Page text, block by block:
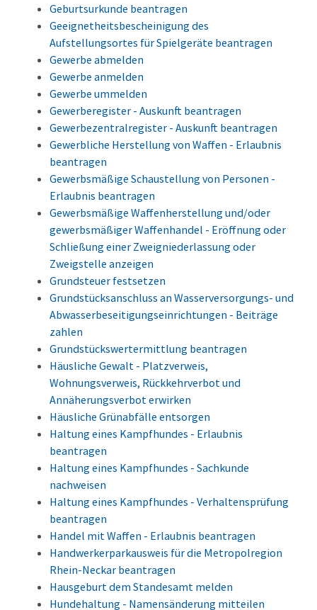
Geburtsurkunde beantragen
Geeignetheitsbescheinigung des
Aufstellungsortes für Spielgeräte beantragen
Gewerbe abmelden
Gewerbe anmelden
Gewerbe ummelden
Gewerberegister - Auskunft beantragen
Gewerbezentralregister - Auskunft beantragen
Gewerbliche Herstellung von Waffen - Erlaubnis
beantragen
Gewerbsmäßige Schaustellung von Personen -
Erlaubnis beantragen
Gewerbsmäßige Waffenherstellung und/oder
gewerbsmäßiger Waffenhandel - Eröffnung oder
Schließung einer Zweigniederlassung oder
Zweigstelle anzeigen
Grundsteuer festsetzen
Grundstücksanschluss an Wasserversorgungs- und
Abwasserbeseitigungseinrichtungen - Beiträge
zahlen
Grundstückswertermittlung beantragen
Häusliche Gewalt - Platzverweis,
Wohnungsverweis, Rückkehrverbot und
Annäherungsverbot erwirken
Häusliche Grünabfälle entsorgen
Haltung eines Kampfhundes - Erlaubnis
beantragen
Haltung eines Kampfhundes - Sachkunde
nachweisen
Haltung eines Kampfhundes - Verhaltensprüfung
beantragen
Handel mit Waffen - Erlaubnis beantragen
Handwerkerparkausweis für die Metropolregion
Rhein-Neckar beantragen
Hausgeburt dem Standesamt melden
Hundehaltung - Namensänderung mitteilen